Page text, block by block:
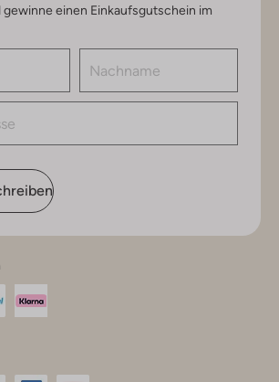
einen Einkaufsgutschein im